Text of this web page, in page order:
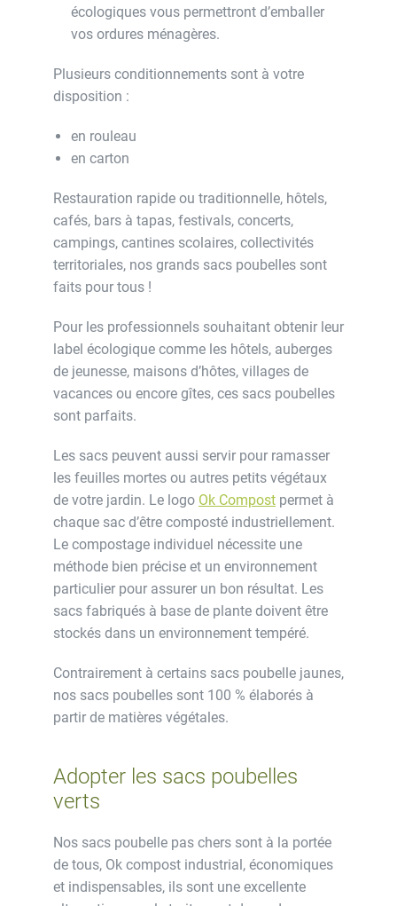
écologiques vous permettront d’emballer
vos ordures ménagères.
Plusieurs conditionnements sont à votre
disposition :
en rouleau
en carton
Restauration rapide ou traditionnelle, hôtels,
cafés, bars à tapas, festivals, concerts,
campings, cantines scolaires, collectivités
territoriales, nos grands sacs poubelles sont
faits pour tous !
Pour les professionnels souhaitant obtenir leur
label écologique comme les hôtels, auberges
de jeunesse, maisons d’hôtes, villages de
vacances ou encore gîtes, ces sacs poubelles
sont parfaits.
Les sacs peuvent aussi servir pour ramasser
les feuilles mortes ou autres petits végétaux
de votre jardin. Le logo Ok Compost permet à
chaque sac d’être composté industriellement.
Le compostage individuel nécessite une
méthode bien précise et un environnement
particulier pour assurer un bon résultat. Les
sacs fabriqués à base de plante doivent être
stockés dans un environnement tempéré.
Contrairement à certains sacs poubelle jaunes,
nos sacs poubelles sont 100 % élaborés à
partir de matières végétales.
Adopter les sacs poubelles
verts
Nos sacs poubelle pas chers sont à la portée
de tous, Ok compost industrial, économiques
et indispensables, ils sont une excellente